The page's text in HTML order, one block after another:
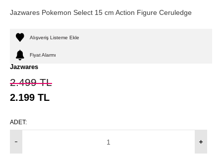
Jazwares Pokemon Select 15 cm Action Figure Ceruledge
Alışveriş Listeme Ekle
Fiyat Alarmı
Jazwares
2.499TL
2.199 TL
ADET: